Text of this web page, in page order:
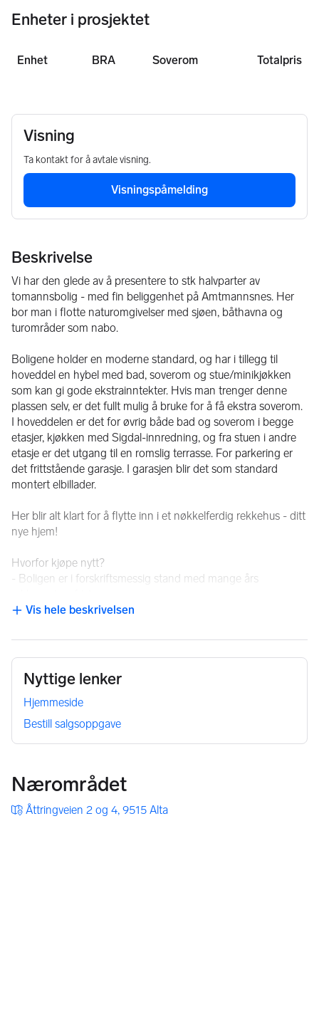
Enheter i prosjektet
Enhet BRA Soverom Totalpris
Visning
Ta kontakt for å avtale visning.
Visningspåmelding
Beskrivelse
Vi har den glede av å presentere to stk halvparter av
tomannsbolig - med fin beliggenhet på Amtmannsnes. Her
bor man i flotte naturomgivelser med sjøen, båthavna og
turområder som nabo.
Boligene holder en moderne standard, og har i tillegg til
hoveddel en hybel med bad, soverom og stue/minikjøkken
som kan gi gode ekstrainntekter. Hvis man trenger denne
plassen selv, er det fullt mulig å bruke for å få ekstra soverom.
I hoveddelen er det for øvrig både bad og soverom i begge
etasjer, kjøkken med Sigdal-innredning, og fra stuen i andre
etasje er det utgang til en romslig terrasse. For parkering er
det frittstående garasje. I garasjen blir det som standard
montert elbillader.
Her blir alt klart for å flytte inn i et nøkkelferdig rekkehus - ditt
nye hjem!
Hvorfor kjøpe nytt?
- Boligen er i forskriftsmessig stand med mange års
- Energiøkonomiske og klimavennlige løsninger.
- Det er svært lite vedlikeholdskostnader i nær framtid.
- Lav dokumentavgift
Generell informasjon om prosjektet
Vi har den glede av å presentere to stk halvparter av
tomannsbolig - med fin beliggenhet på Amtmannsnes. Her
bor man i flotte naturomgivelser med sjøen, båthavna og
Vis hele beskrivelsen
NB: Knappen for å vise hele beskrivelsen har kun en visuell
Nyttige lenker
Hjemmeside
Bestill salgsoppgave
Nærområdet
Åttringveien 2 og 4, 9515 Alta